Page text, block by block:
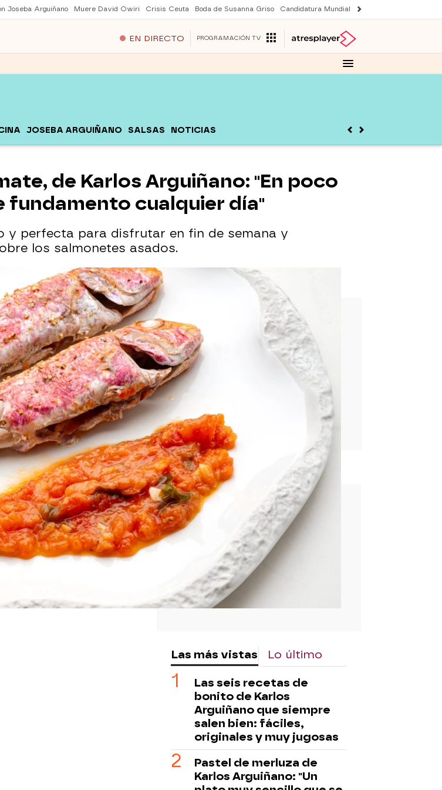
Joseba Arguiñano Muere David Owiri Crisis Ceuta Boda de Susanna Griso Candidatura Mundial 2030
EN DIRECTO PROGRAMACIÓN TV
JOSEBA ARGUIÑANO SALSAS NOTICIAS
de Karlos Arguiñano: "En poco
fundamento cualquier día"
y perfecta para disfrutar en fin de semana y
los salmonetes asados.
Arguiñano: sandwich helado de nata y chocolate
WhatsappFacebook
X Flipboard
podéis cocinarlos
central. En este caso
Las más vistas Lo último
Las seis recetas de
bonito de Karlos
Arguiñano que siempre
salen bien: fáciles,
originales y muy jugosas
Pastel de merluza de
Karlos Arguiñano: "Un